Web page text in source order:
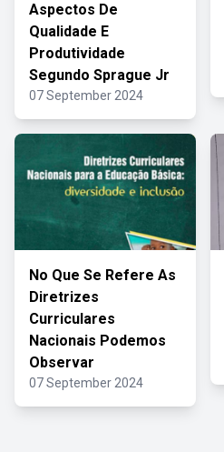
Aspectos De
Qualidade E
Produtividade
Segundo Sprague Jr
07 September 2024
No Que Se Refere As
Diretrizes
Curriculares
Nacionais Podemos
Observar
07 September 2024